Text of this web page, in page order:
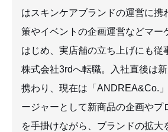
はスキンケアブランドの運営に携
策やイベントの企画運営などマー
はじめ、実店舗の立ち上げにも従
株式会社3rdへ転職。入社直後は
携わり、現在は「ANDREA&Co.
ージャーとして新商品の企画やプ
を手掛けながら、ブランドの拡大